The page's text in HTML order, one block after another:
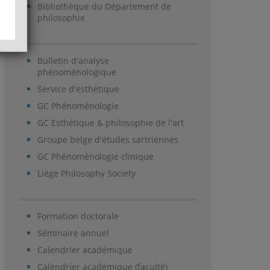
Bibliothèque du Département de
philosophie
Bulletin d'analyse
phénoménologique
Service d'esthétique
GC Phénoménologie
GC Esthétique & philosophie de l'art
Groupe belge d'études sartriennes
GC Phénoménologie clinique
Liège Philosophy Society
Formation doctorale
Séminaire annuel
Calendrier académique
Calendrier académique (faculté)